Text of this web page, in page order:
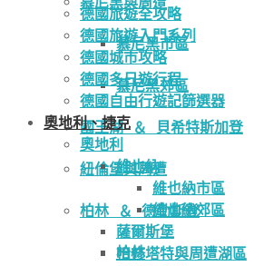
慕尼黑市區
慕尼黑郊區
國王湖 ＆ 貝希特斯加登
紐倫堡與周遭
柏林 ＆ 德勒斯登
柏林
德國旅遊全攻略
德國旅遊入門系列
德國城市攻略
德國多日遊行程
德國自由行遊記篩選器
奧地利、捷克
奧地利
維也納
維也納市區
維也納郊區
薩爾斯堡
哈修塔特與周遭湖區